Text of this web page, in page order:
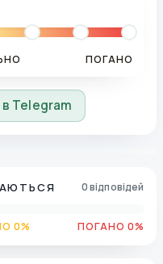
ПОГАНО
Telegram
0 відповідей
0% ПОГАНО 0%